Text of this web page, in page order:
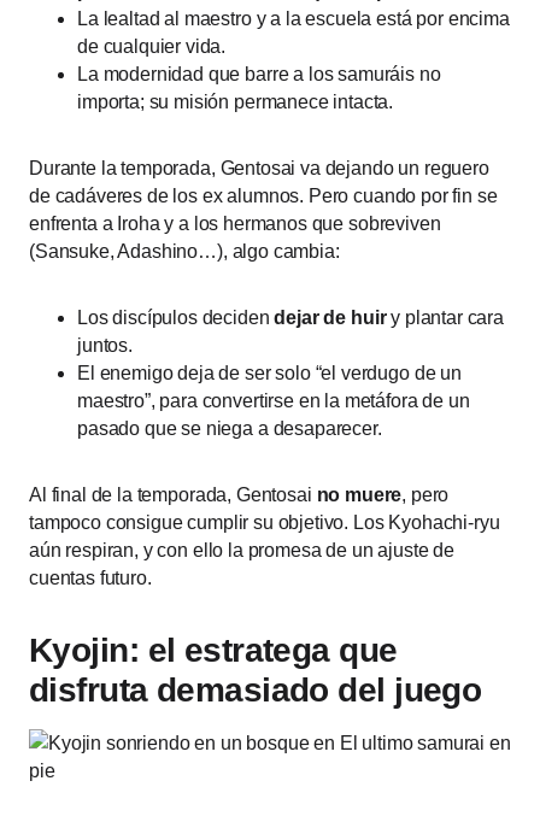
La lealtad al maestro y a la escuela está por encima
de cualquier vida.
La modernidad que barre a los samuráis no
importa; su misión permanece intacta.
Durante la temporada, Gentosai va dejando un reguero
de cadáveres de los ex alumnos. Pero cuando por fin se
enfrenta a Iroha y a los hermanos que sobreviven
(Sansuke, Adashino…), algo cambia:
Los discípulos decidendejar de huiry plantar cara
juntos.
El enemigo deja de ser solo “el verdugo de un
maestro”, para convertirse en la metáfora de un
pasado que se niega a desaparecer.
Al final de la temporada, Gentosai no muere, pero
tampoco consigue cumplir su objetivo. Los Kyohachi-ryu
aún respiran, y con ello la promesa de un ajuste de
cuentas futuro.
Kyojin: el estratega que
disfruta demasiado del juego